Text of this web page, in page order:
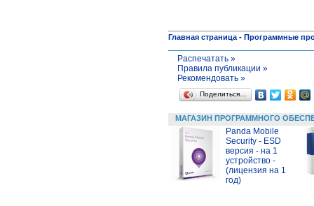
Главная страница - Программные
Распечатать »
Правила публикации »
Рекомендовать »
Поделиться…
МАГАЗИН ПРОГРАММНОГО
Panda Mobile
Security - ESD
версия - на 1
устройство -
(лицензия на 1
год)